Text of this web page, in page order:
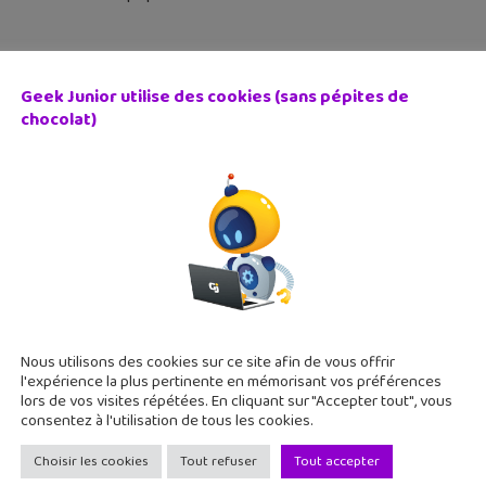
Legacy : L’héritage de Poudlard », la nouvelle
pas pu rater l’info, un nouveau jeu Harry Potter va très
un monde ouvert entièrement tiré de la série à succès.
les Miasmes », la grande mise à jour 2.3 de Tower of
Geek Junior utilise des cookies (sans pépites de
chocolat)
Nous utilisons des cookies sur ce site afin de vous offrir
l'expérience la plus pertinente en mémorisant vos préférences
lors de vos visites répétées. En cliquant sur "Accepter tout", vous
consentez à l'utilisation de tous les cookies.
Choisir les cookies Tout refuser Tout accepter